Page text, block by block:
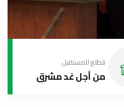
نتطلع للمستقبل
من أجل غد مشرق